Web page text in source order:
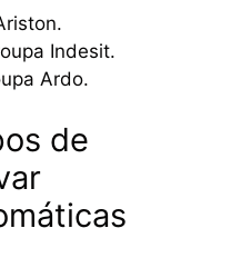
Indesit.
Ardo.
de